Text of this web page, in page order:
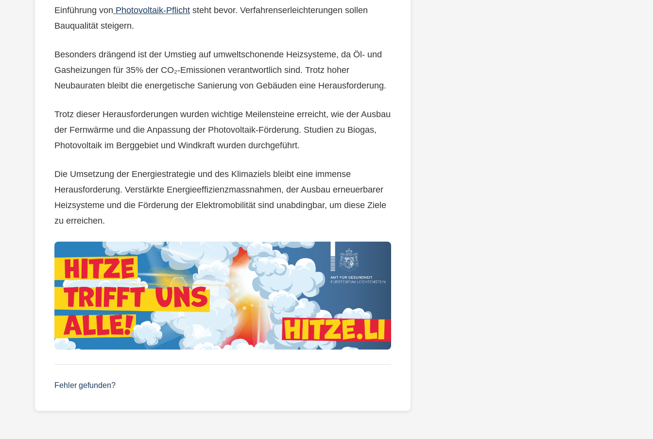
Einführung von Photovoltaik-Pflicht steht bevor. Verfahrenserleichterungen sollen
Bauqualität steigern.
Besonders drängend ist der Umstieg auf umweltschonende Heizsysteme, da Öl- und
Gasheizungen für 35% der CO₂-Emissionen verantwortlich sind. Trotz hoher
Neubauraten bleibt die energetische Sanierung von Gebäuden eine Herausforderung.
Trotz dieser Herausforderungen wurden wichtige Meilensteine erreicht, wie der Ausbau
der Fernwärme und die Anpassung der Photovoltaik-Förderung. Studien zu Biogas,
Photovoltaik im Berggebiet und Windkraft wurden durchgeführt.
Die Umsetzung der Energiestrategie und des Klimaziels bleibt eine immense
Herausforderung. Verstärkte Energieeffizienzmassnahmen, der Ausbau erneuerbarer
Heizsysteme und die Förderung der Elektromobilität sind unabdingbar, um diese Ziele
zu erreichen.
Fehler gefunden?